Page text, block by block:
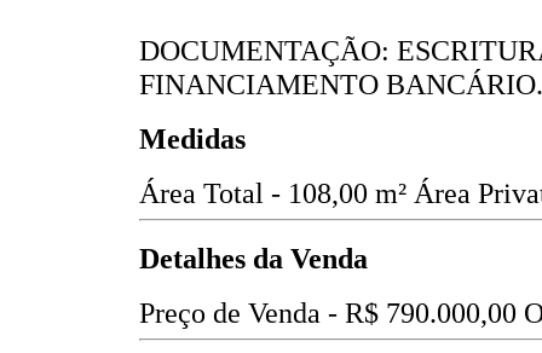
DOCUMENTAÇÃO:
FINANCIAMENTO BANCÁRIO.
Medidas
Área Total - 108,00 m² Área
Detalhes da Venda
Preço de Venda - R$ 790.000,00